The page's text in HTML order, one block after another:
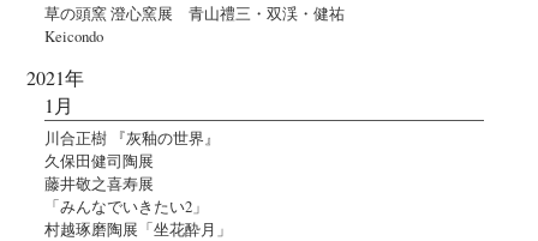
草の頭窯 澄心窯展 青山禮三・双渓・健祐
Keicondo
2021年
1月
川合正樹 『灰釉の世界』
久保田健司陶展
藤井敬之喜寿展
「みんなでいきたい2」
村越琢磨陶展「坐花酔月」